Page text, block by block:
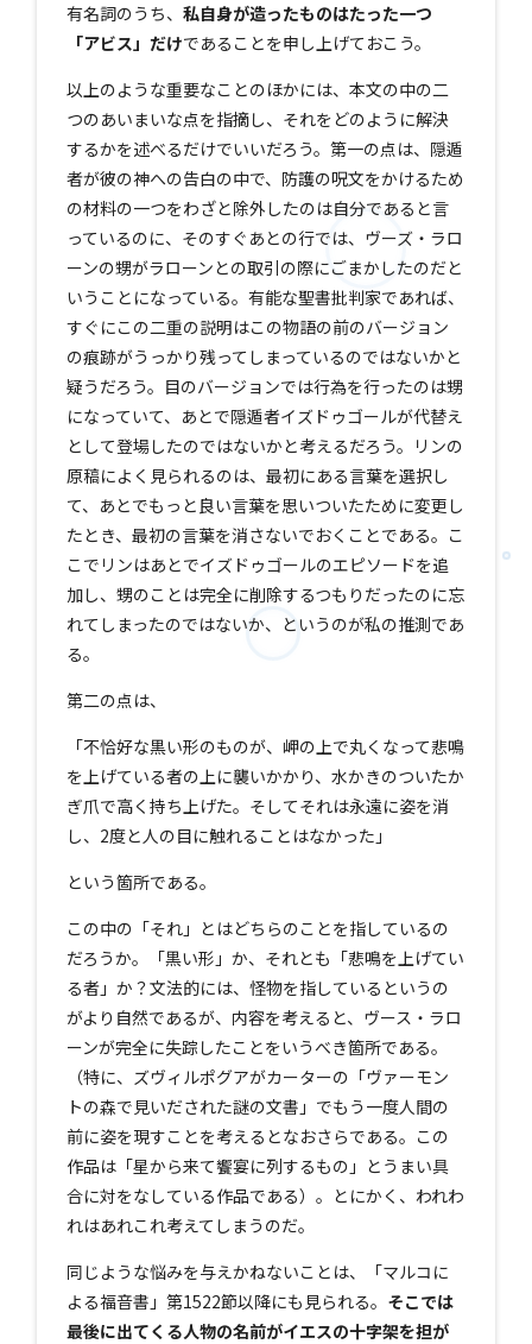
有名詞のうち、私自身が造ったものはたった一つ
「アビス」だけであることを申し上げておこう。
以上のような重要なことのほかには、本文の中の二
つのあいまいな点を指摘し、それをどのように解決
するかを述べるだけでいいだろう。第一の点は、隠遁
者が彼の神への告白の中で、防護の呪文をかけるため
の材料の一つをわざと除外したのは自分であると言
っているのに、そのすぐあとの行では、ヴーズ・ラロ
ーンの甥がラローンとの取引の際にごまかしたのだと
いうことになっている。有能な聖書批判家であれば、
すぐにこの二重の説明はこの物語の前のバージョン
の痕跡がうっかり残ってしまっているのではないかと
疑うだろう。目のバージョンでは行為を行ったのは甥
になっていて、あとで隠遁者イズドゥゴールが代替え
として登場したのではないかと考えるだろう。リンの
原稿によく見られるのは、最初にある言葉を選択し
て、あとでもっと良い言葉を思いついたために変更し
たとき、最初の言葉を消さないでおくことである。こ
こでリンはあとでイズドゥゴールのエピソードを追
加し、甥のことは完全に削除するつもりだったのに忘
れてしまったのではないか、というのが私の推測であ
る。
第二の点は、
「不恰好な黒い形のものが、岬の上で丸くなって悲鳴
を上げている者の上に襲いかかり、水かきのついたか
ぎ爪で高く持ち上げた。そしてそれは永遠に姿を消
し、2度と人の目に触れることはなかった」
という箇所である。
この中の「それ」とはどちらのことを指しているの
だろうか。「黒い形」か、それとも「悲鳴を上げてい
る者」か？文法的には、怪物を指しているというの
がより自然であるが、内容を考えると、ヴース・ラロ
ーンが完全に失踪したことをいうべき箇所である。
（特に、ズヴィルポグアがカーターの「ヴァーモン
トの森で見いだされた謎の文書」でもう一度人間の
前に姿を現すことを考えるとなおさらである。この
作品は「星から来て饗宴に列するもの」とうまい具
合に対をなしている作品である）。とにかく、われわ
れはあれこれ考えてしまうのだ。
同じような悩みを与えかねないことは、「マルコに
よる福音書」第1522節以降にも見られる。 そこでは
最後に出てくる人物の名前がイエスの十字架を担が